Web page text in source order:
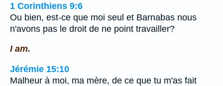
1 Corinthiens 9:6
Ou bien, est-ce que moi seul et Barnabas nous
n'avons pas le droit de ne point travailler?
I am.
Jérémie 15:10
Malheur à moi, ma mère, de ce que tu m'as fait